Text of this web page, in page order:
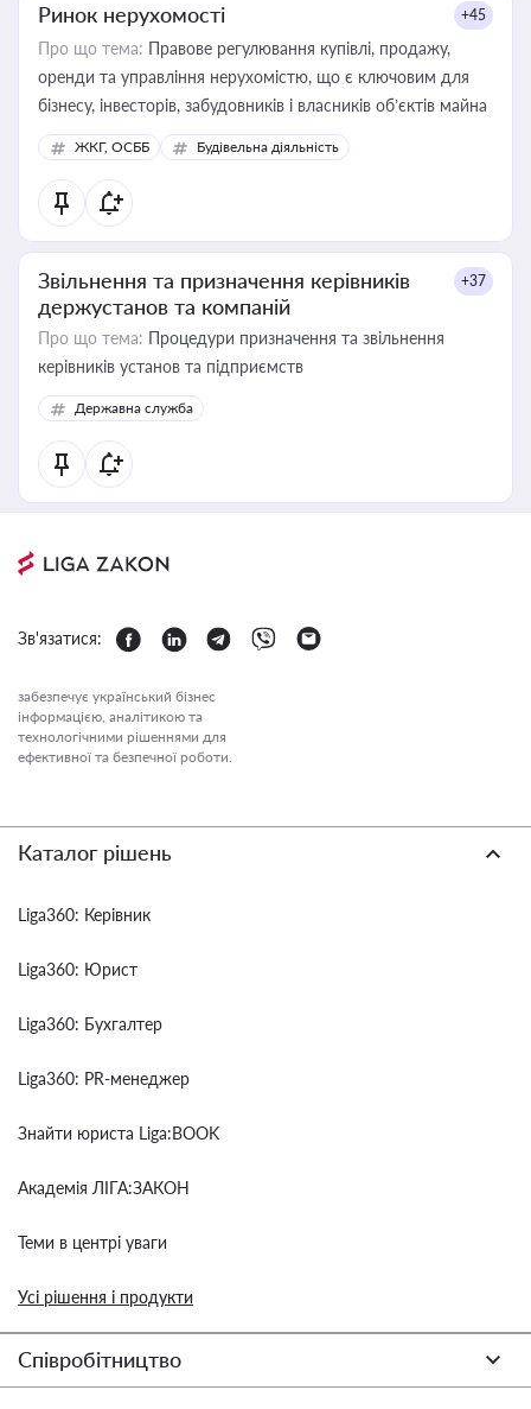
Ринок нерухомості +45
Про що тема: Правове регулювання купівлі, продажу,
оренди та управління нерухомістю, що є ключовим для
бізнесу, інвесторів, забудовників і власників об’єктів майна
ЖКГ, ОСББ Будівельна діяльність
Звільнення та призначення керівників
держустанов та компаній
+37
Про що тема: Процедури призначення та звільнення
керівників установ та підприємств
Державна служба
Зв'язатися:
забезпечує український бізнес
інформацією, аналітикою та
технологічними рішеннями для
ефективної та безпечної роботи.
Каталог рішень
Liga360: Керівник
Liga360: Юрист
Liga360: Бухгалтер
Liga360: PR-менеджер
Знайти юриста Liga:BOOK
Академія ЛІГА:ЗАКОН
Теми в центрі уваги
Усі рішення і продукти
Співробітництво